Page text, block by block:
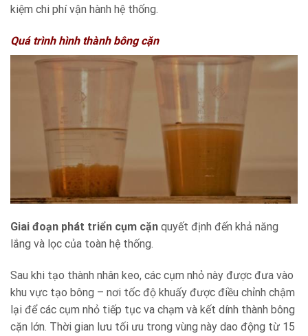
kiệm chi phí vận hành hệ thống.
Quá trình hình thành bông cặn
Giai đoạn phát triển cụm cặn quyết định đến khả năng
lắng và lọc của toàn hệ thống.
Sau khi tạo thành nhân keo, các cụm nhỏ này được đưa vào
khu vực tạo bông – nơi tốc độ khuấy được điều chỉnh chậm
lại để các cụm nhỏ tiếp tục va chạm và kết dính thành bông
cặn lớn. Thời gian lưu tối ưu trong vùng này dao động từ 15